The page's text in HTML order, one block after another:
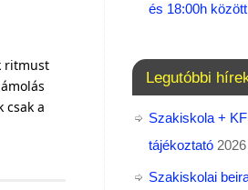
ritmust
csak a
és 18:00h
Legutóbbi
Szakiskola +
tájékoztató
Szakiskolai